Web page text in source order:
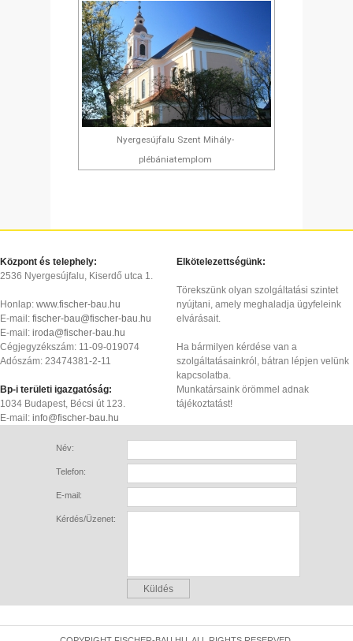
Nyergesújfalu Szent Mihály-
plébániatemplom
Központ és telephely:
2536 Nyergesújfalu, Kiserdő utca 1.
Honlap: www.fischer-bau.hu
E-mail: fischer-bau@fischer-bau.hu
E-mail: iroda@fischer-bau.hu
Cégjegyzékszám: 11-09-019074
Adószám: 23474381-2-11
Bp-i területi igazgatóság:
1034 Budapest, Bécsi út 123.
E-mail: info@fischer-bau.hu
Elkötelezettségünk:
Törekszünk olyan szolgáltatási szintet
nyújtani, amely meghaladja ügyfeleink
elvárásait.
Ha bármilyen kérdése van a
szolgáltatásainkról, bátran lépjen velünk
kapcsolatba.
Munkatársaink örömmel adnak
tájékoztatást!